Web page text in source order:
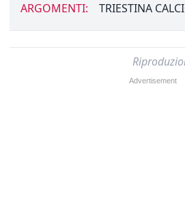
ARGOMENTI: TRIESTINA